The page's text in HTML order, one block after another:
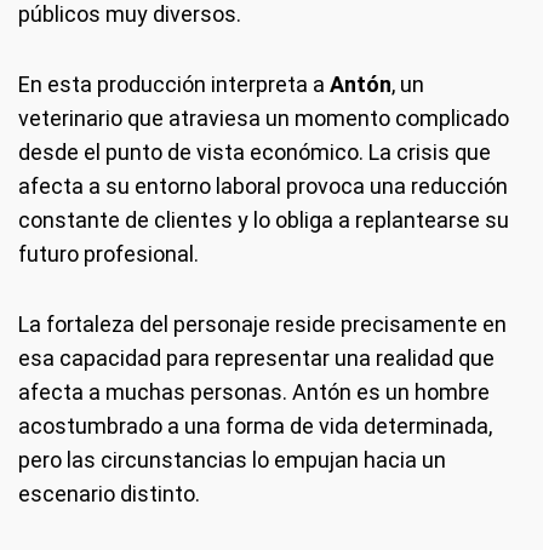
públicos muy diversos.
En esta producción interpreta a Antón, un
veterinario que atraviesa un momento complicado
desde el punto de vista económico. La crisis que
afecta a su entorno laboral provoca una reducción
constante de clientes y lo obliga a replantearse su
futuro profesional.
La fortaleza del personaje reside precisamente en
esa capacidad para representar una realidad que
afecta a muchas personas. Antón es un hombre
acostumbrado a una forma de vida determinada,
pero las circunstancias lo empujan hacia un
escenario distinto.